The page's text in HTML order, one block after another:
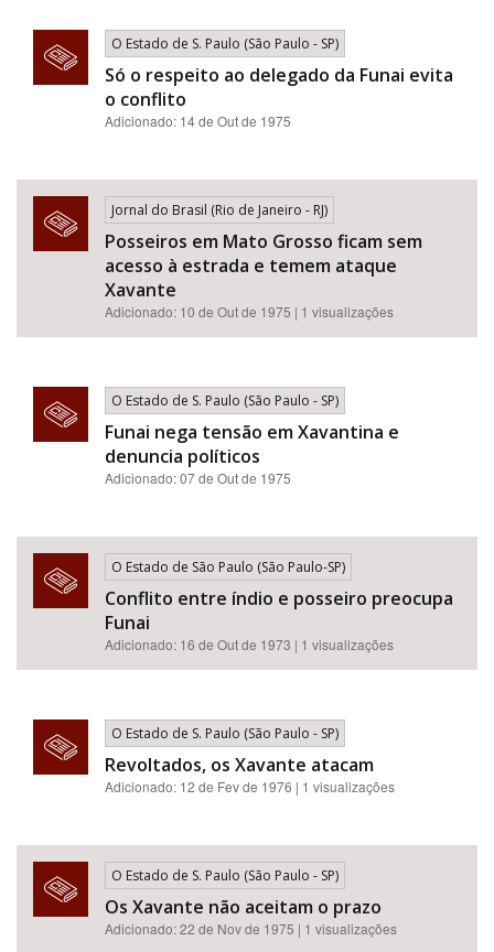
O Estado de S. Paulo (São Paulo - SP)
Só o respeito ao delegado da Funai evita
o conflito
Adicionado: 14 de Out de 1975
Jornal do Brasil (Rio de Janeiro - RJ)
Posseiros em Mato Grosso ficam sem
acesso à estrada e temem ataque
Xavante
Adicionado: 10 de Out de 1975 | 1 visualizações
O Estado de S. Paulo (São Paulo - SP)
Funai nega tensão em Xavantina e
denuncia políticos
Adicionado: 07 de Out de 1975
O Estado de São Paulo (São Paulo-SP)
Conflito entre índio e posseiro preocupa
Funai
Adicionado: 16 de Out de 1973 | 1 visualizações
O Estado de S. Paulo (São Paulo - SP)
Revoltados, os Xavante atacam
Adicionado: 12 de Fev de 1976 | 1 visualizações
O Estado de S. Paulo (São Paulo - SP)
Os Xavante não aceitam o prazo
Adicionado: 22 de Nov de 1975 | 1 visualizações